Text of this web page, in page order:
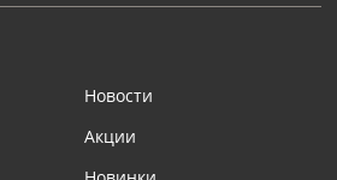
Новости
Акции